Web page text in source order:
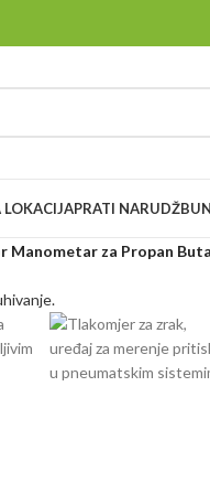
LOKACIJAPRATI NARUDŽBU
Manometar za Propan